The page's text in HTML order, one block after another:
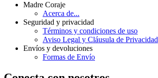
Madre Coraje
Acerca de...
Seguridad y privacidad
Términos y condiciones de uso
Aviso Legal y Cláusula de Privacidad
Envíos y devoluciones
Formas de Envío